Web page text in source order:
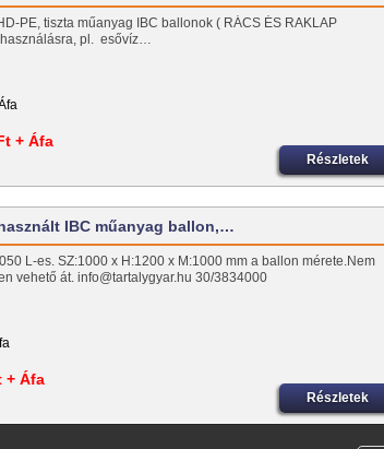
PE, tiszta műanyag IBC ballonok ( RÁCS ÉS RAKLAP
pl. esővíz…
+ Áfa
Részletek
IBC műanyag ballon,…
L-es. SZ:1000 x H:1200 x M:1000 mm a ballon mérete.Nem
vehető át. info@tartalygyar.hu 30/3834000
+ Áfa
Részletek